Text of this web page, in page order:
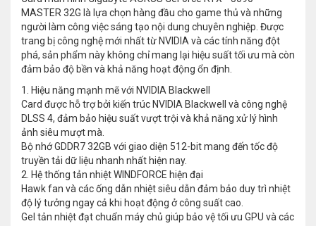
MASTER 32G là lựa chọn hàng đầu cho game thủ và những
người làm công việc sáng tạo nội dung chuyên nghiệp. Được
trang bị công nghệ mới nhất từ NVIDIA và các tính năng đột
phá, sản phẩm này không chỉ mang lại hiệu suất tối ưu mà còn
đảm bảo độ bền và khả năng hoạt động ổn định.
1. Hiệu năng mạnh mẽ với NVIDIA Blackwell
Card được hỗ trợ bởi kiến trúc NVIDIA Blackwell và công nghệ
DLSS 4, đảm bảo hiệu suất vượt trội và khả năng xử lý hình
ảnh siêu mượt mà.
Bộ nhớ GDDR7 32GB với giao diện 512-bit mang đến tốc độ
truyền tải dữ liệu nhanh nhất hiện nay.
2. Hệ thống tản nhiệt WINDFORCE hiện đại
Hawk fan và các ống dẫn nhiệt siêu dẫn đảm bảo duy trì nhiệt
độ lý tưởng ngay cả khi hoạt động ở công suất cao.
Gel tản nhiệt đạt chuẩn máy chủ giúp bảo vệ tối ưu GPU và các